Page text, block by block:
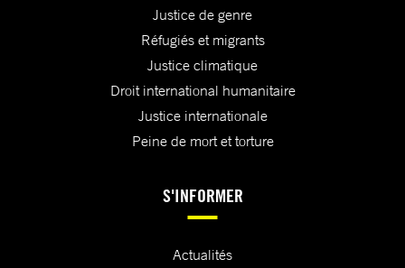
Justice de genre
Réfugiés et migrants
Justice climatique
Droit international humanitaire
Justice internationale
Peine de mort et torture
S'INFORMER
Actualités